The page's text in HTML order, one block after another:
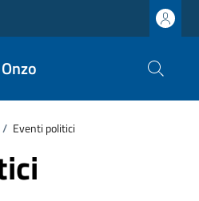
/ Eventi politici